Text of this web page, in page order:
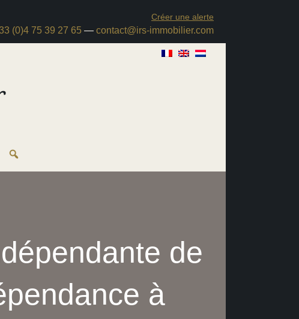
Créer une alerte
(0)4 75 39 27 65 — contact@irs-immobilier.com
de
à